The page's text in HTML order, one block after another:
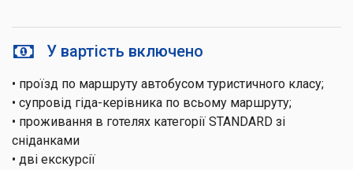
У вартість включено
• проїзд по маршруту автобусом туристичного класу;
• супровід гіда-керівника по всьому маршруту;
• проживання в готелях категорії STANDARD зі
сніданками
• дві екскурсії